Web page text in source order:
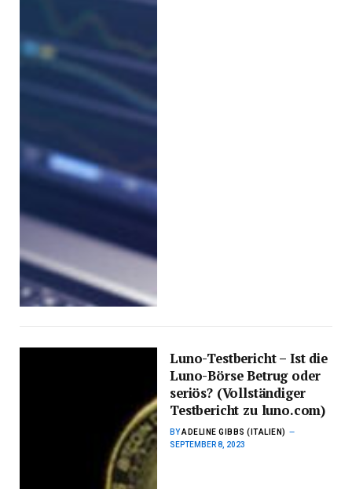
Luno-Testbericht – Ist die
Luno-Börse Betrug oder
seriös? (Vollständiger
Testbericht zu luno.com)
BYADELINE GIBBS (ITALIEN)
SEPTEMBER 8, 2023